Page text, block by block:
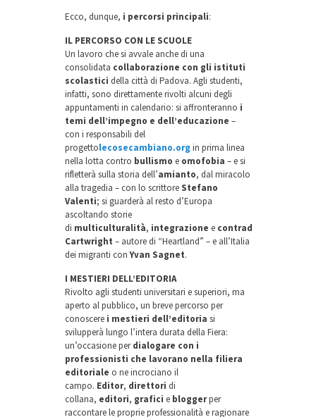
Ecco, dunque, i percorsi principali:
IL PERCORSO CON LE SCUOLE
Un lavoro che si avvale anche di una
consolidata collaborazione con gli istituti
scolastici della città di Padova. Agli studenti,
infatti, sono direttamente rivolti alcuni degli
appuntamenti in calendario: si affronteranno i
temi dell’impegno e dell’educazione –
con i responsabili del
progettolecosecambiano.org in prima linea
nella lotta contro bullismo e omofobia – e si
rifletterà sulla storia dell’amianto, dal miracolo
alla tragedia – con lo scrittore Stefano
Valenti; si guarderà al resto d’Europa
ascoltando storie
di multiculturalità, integrazione e contraddizioni
Cartwright – autore di “Heartland” – e all’Italia
dei migranti conYvan Sagnet.
I MESTIERI DELL’EDITORIA
Rivolto agli studenti universitari e superiori, ma
aperto al pubblico, un breve percorso per
conoscere i mestieri dell’editoria si
svilupperà lungo l’intera durata della Fiera:
un’occasione perdialogare con i
professionisti che lavorano nella filiera
editoriale o ne incrociano il
campo. Editor, direttori di
collana, editori, grafici e bloggerper
raccontare le proprie professionalità e ragionare